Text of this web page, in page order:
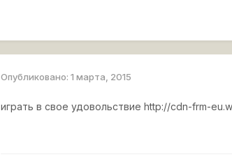
Опубликовано:1 марта, 2015
играть в свое удовольствиеhttp://cdn-frm-